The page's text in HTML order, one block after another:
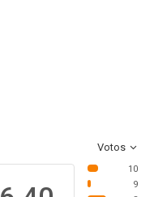
Votos
10
9